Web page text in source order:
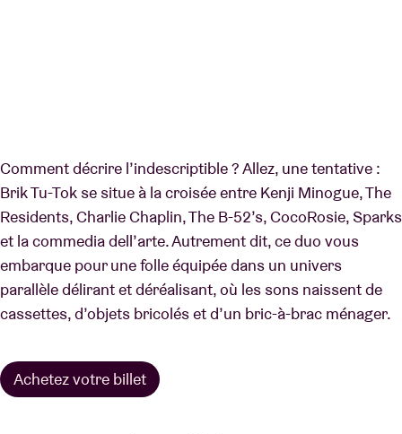
Comment décrire l’indescriptible ? Allez, une tentative :
Brik Tu-Tok se situe à la croisée entre Kenji Minogue, The
Residents, Charlie Chaplin, The B-52’s, CocoRosie, Sparks
et la commedia dell’arte. Autrement dit, ce duo vous
embarque pour une folle équipée dans un univers
parallèle délirant et déréalisant, où les sons naissent de
cassettes, d’objets bricolés et d’un bric-à-brac ménager.
Achetez votre billet